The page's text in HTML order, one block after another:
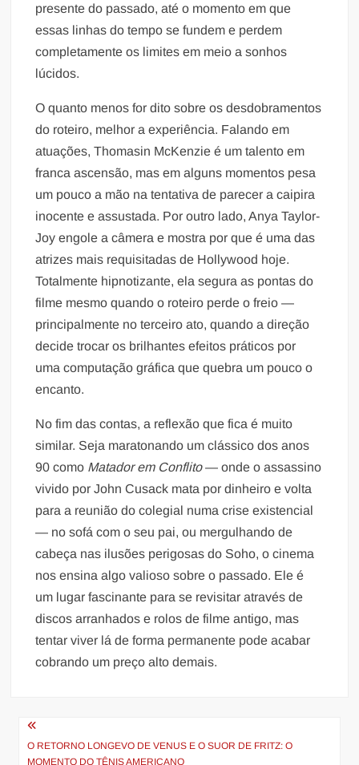
presente do passado, até o momento em que
essas linhas do tempo se fundem e perdem
completamente os limites em meio a sonhos
lúcidos.
O quanto menos for dito sobre os desdobramentos
do roteiro, melhor a experiência. Falando em
atuações, Thomasin McKenzie é um talento em
franca ascensão, mas em alguns momentos pesa
um pouco a mão na tentativa de parecer a caipira
inocente e assustada. Por outro lado, Anya Taylor-
Joy engole a câmera e mostra por que é uma das
atrizes mais requisitadas de Hollywood hoje.
Totalmente hipnotizante, ela segura as pontas do
filme mesmo quando o roteiro perde o freio —
principalmente no terceiro ato, quando a direção
decide trocar os brilhantes efeitos práticos por
uma computação gráfica que quebra um pouco o
encanto.
No fim das contas, a reflexão que fica é muito
similar. Seja maratonando um clássico dos anos
90 como Matador em Conflito— onde o assassino
vivido por John Cusack mata por dinheiro e volta
para a reunião do colegial numa crise existencial
— no sofá com o seu pai, ou mergulhando de
cabeça nas ilusões perigosas do Soho, o cinema
nos ensina algo valioso sobre o passado. Ele é
um lugar fascinante para se revisitar através de
discos arranhados e rolos de filme antigo, mas
tentar viver lá de forma permanente pode acabar
cobrando um preço alto demais.
Navegação
de
O RETORNO LONGEVO DE VENUS E O SUOR DE FRITZ: O
MOMENTO DO TÊNIS AMERICANO